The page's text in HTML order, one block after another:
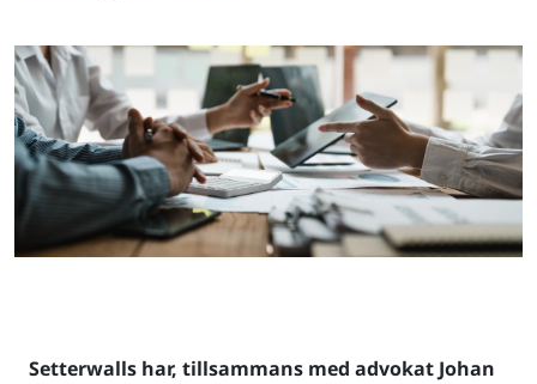
Setterwalls har, tillsammans med advokat Johan